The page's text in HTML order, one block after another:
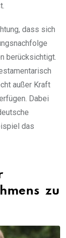
dass sich
berücksichtigt.
außer Kraft
Dabei
das
zu